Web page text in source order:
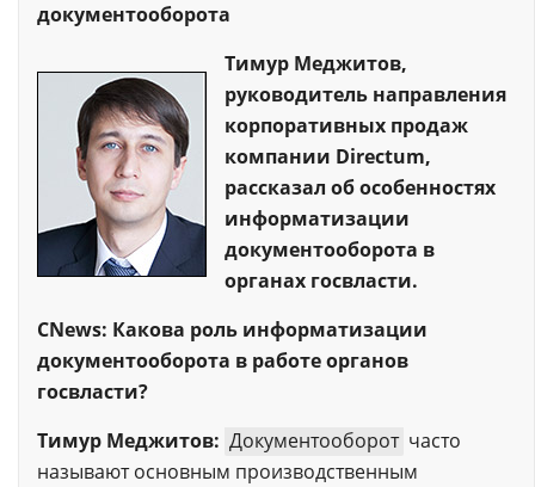
документооборота
Тимур Меджитов,
руководитель направления
корпоративных продаж
компании Directum,
рассказал об особенностях
информатизации
документооборота в
органах госвласти.
CNews: Какова роль информатизации
документооборота в работе органов
госвласти?
Тимур Меджитов: Документооборот часто
называют основным производственным